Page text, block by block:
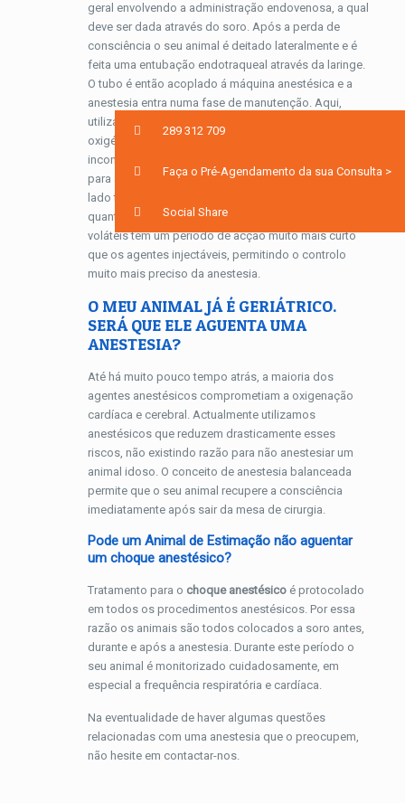
geral envolvendo a administração endovenosa, a qual
deve ser dada através do soro. Após a perda de
consciência o seu animal é deitado lateralmente e é
feita uma entubação endotraqueal através da laringe.
O tubo é então acoplado á máquina anestésica e a
anestesia entra numa fase de manutenção. Aqui,
utilizamos anestesia gasosa com isoflurano e
oxigénio. Este protocolo permite que enquanto
inconsciente, o seu animal receba oxigénio suficiente
para a oxigenação das células corporais. Por outro
lado torna mais fácil o doseamento adequado da
quantidade de anestesia administrada. Os agentes
voláteis têm um período de acção muito mais curto
que os agentes injectáveis, permitindo o controlo
muito mais preciso da anestesia.
O MEU ANIMAL JÁ É GERIÁTRICO.
SERÁ QUE ELE AGUENTA UMA
ANESTESIA?
Até há muito pouco tempo atrás, a maioria dos
agentes anestésicos comprometiam a oxigenação
cardíaca e cerebral. Actualmente utilizamos
anestésicos que reduzem drasticamente esses
riscos, não existindo razão para não anestesiar um
animal idoso. O conceito de anestesia balanceada
permite que o seu animal recupere a consciência
imediatamente após sair da mesa de cirurgia.
Pode um Animal de Estimação não aguentar
um choque anestésico?
Tratamento para o choque anestésico é protocolado
em todos os procedimentos anestésicos. Por essa
razão os animais são todos colocados a soro antes,
durante e após a anestesia. Durante este período o
seu animal é monitorizado cuidadosamente, em
especial a frequência respiratória e cardíaca.
Na eventualidade de haver algumas questões
relacionadas com uma anestesia que o preocupem,
não hesite em contactar-nos.
289 312 709
Faça o Pré-Agendamento da sua Consulta >
Social Share